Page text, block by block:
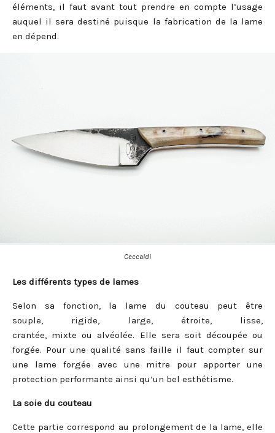
éléments, il faut avant tout prendre en compte l’usage
auquel il sera destiné puisque la fabrication de la lame
en dépend.
Ceccaldi
Les différents types de lames
Selon sa fonction, la lame du couteau peut être
souple, rigide, large, étroite, lisse,
crantée, mixte ou alvéolée. Elle sera soit découpée ou
forgée. Pour une qualité sans faille il faut compter sur
une lame forgée avec une mitre pour apporter une
protection performante ainsi qu’un bel esthétisme.
La soie du couteau
Cette partie correspond au prolongement de la lame, elle